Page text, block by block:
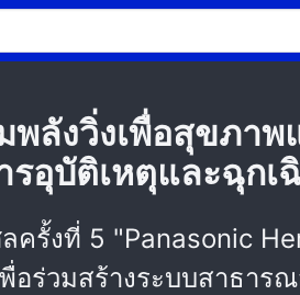
พลังวิ่งเพื่อสุขภา
อุบัติเหตุและฉุกเ
รั้งที่ 5 "Panasonic
อร่วมสร้างระบบสาธาร